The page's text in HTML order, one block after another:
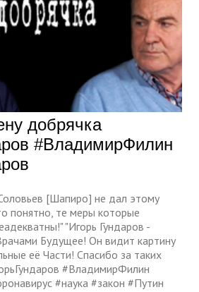
добрячка
#ВладимирФилин
[Шапиро] не дал этому
понятно, те меры которые
"Игорь Гундаров -
Будущее! Он видит картину
её Части! Спасибо за таких
#ВладимирФилин
#наука #закон #Путин